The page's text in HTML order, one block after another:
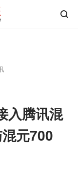
入腾讯混
元700